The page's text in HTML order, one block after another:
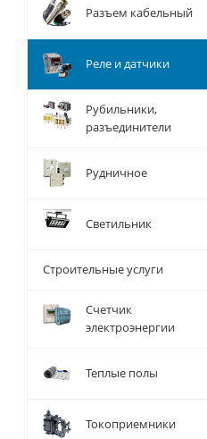
Разъем кабельный
Реле и датчики
Рубильники,
разъединители
Рудничное
Светильник
Строительные услуги
Счетчик
электроэнергии
Теплые полы
Токоприемники